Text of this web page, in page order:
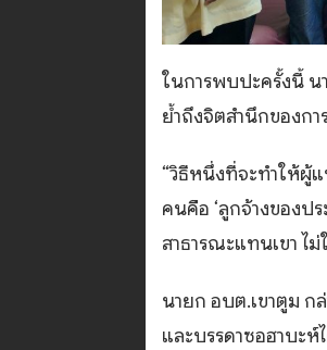
ในการพบปะครั้งนี้ น
ย้ำถึงจิตสำนึกของกา
“วิธีหนึ่งที่จะทำให้ผู้
คนคือ ‘ลูกจ้างของป
สาธารณะแทนเขา ไม่
นายก อบต.เขาตูม ก
และบรรดาซอฮาบะห์